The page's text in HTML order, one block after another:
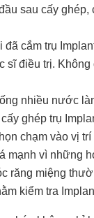
sau cấy
đã cắm trụ
sĩ điều trị.
nhiều nước
ghép trụ
chạm vào vị trí
mạnh vì những
răng miệng
kiểm tra